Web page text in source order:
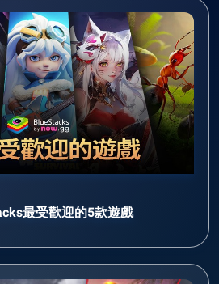
最受歡迎的5款遊戲